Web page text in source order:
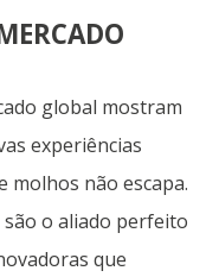
global mostram
experiências
molhos não escapa.
são o aliado perfeito
que